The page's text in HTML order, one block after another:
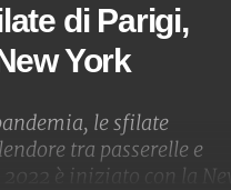
di Parigi,
York
le sfilate
tra passerelle e
è iniziato con la